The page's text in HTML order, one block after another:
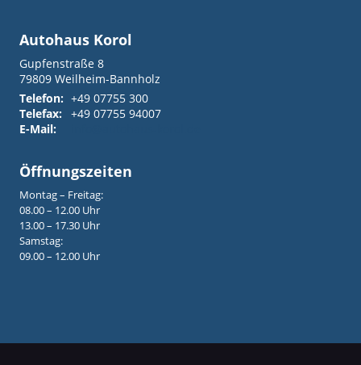
Autohaus Korol
Gupfenstraße 8
79809 Weilheim-Bannholz
Telefon: +49 07755 300
Telefax: +49 07755 94007
E-Mail:
Öffnungszeiten
Montag – Freitag:
08.00 – 12.00 Uhr
13.00 – 17.30 Uhr
Samstag:
09.00 – 12.00 Uhr